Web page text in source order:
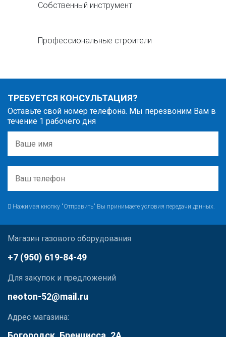
Собственный инструмент
Профессиональные строители
ТРЕБУЕТСЯ КОНСУЛЬТАЦИЯ?
Оставьте свой номер телефона. Мы перезвоним Вам в
течение 1 рабочего дня
Нажимая кнопку "Отправить" Вы принимаете условия передачи данных.
Магазин газового оборудования
+7 (950) 619-84-49
Для закупок и предложений
neoton-52@mail.ru
Адрес магазина: